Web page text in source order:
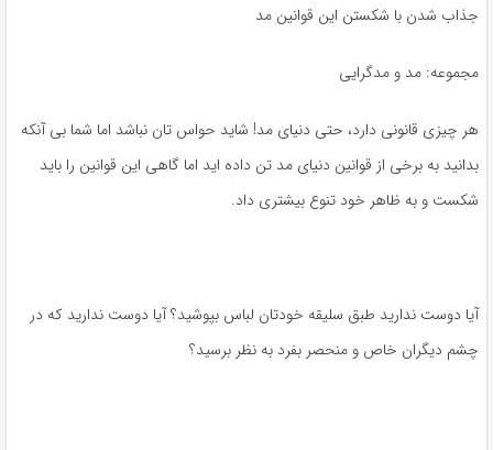
جذاب شدن با شکستن این قوانین مد
مجموعه: مد و مدگرایی
هر چیزی قانونی دارد، حتی دنیای مد! شاید حواس تان نباشد اما شما بی آنکه
بدانید به برخی از قوانین دنیای مد تن داده اید اما گاهی این قوانین را باید
شکست و به ظاهر خود تنوع بیشتری داد.
آیا دوست ندارید طبق سلیقه خودتان لباس بپوشید؟ آیا دوست ندارید که در
چشم دیگران خاص و منحصر بفرد به نظر برسید؟